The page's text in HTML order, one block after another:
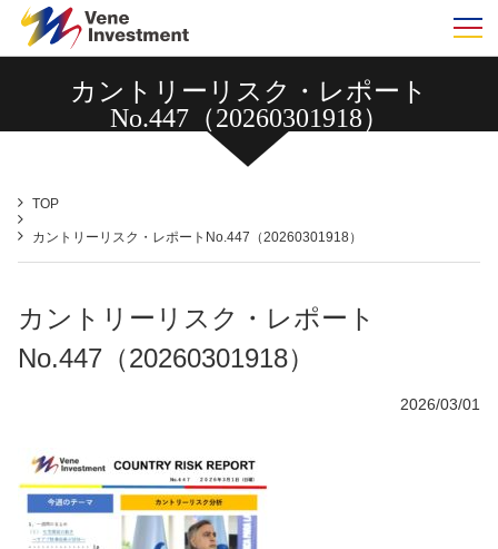
カントリーリスク・レポート
No.447（20260301918）
TOP
カントリーリスク・レポートNo.447（20260301918）
カントリーリスク・レポート
No.447（20260301918）
2026/03/01